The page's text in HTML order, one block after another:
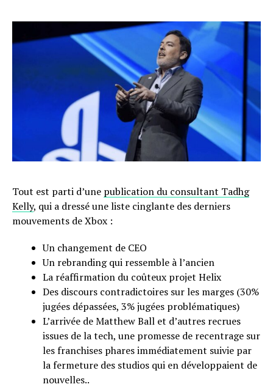
Tout est parti d’une publication du consultant Tadhg
Kelly, qui a dressé une liste cinglante des derniers
mouvements de Xbox :
Un changement de CEO
Un rebranding qui ressemble à l’ancien
La réaffirmation du coûteux projet Helix
Des discours contradictoires sur les marges (30%
jugées dépassées, 3% jugées problématiques)
L’arrivée de Matthew Ball et d’autres recrues
issues de la tech, une promesse de recentrage sur
les franchises phares immédiatement suivie par
la fermeture des studios qui en développaient de
nouvelles..